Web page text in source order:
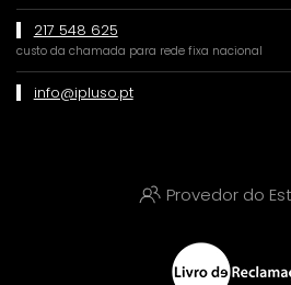
217 548 625
custo da chamada para rede fixa nacional
info@ipluso.pt
Provedor do